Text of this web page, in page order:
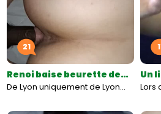
21
Renoi baise beurette de…
De Lyon uniquement de Lyon…
Un
Lors